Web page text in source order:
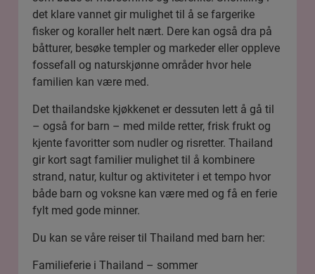
det klare vannet gir mulighet til å se fargerike
fisker og koraller helt nært. Dere kan også dra på
båtturer, besøke templer og markeder eller oppleve
fossefall og naturskjønne områder hvor hele
familien kan være med.
Det thailandske kjøkkenet er dessuten lett å gå til
– også for barn – med milde retter, frisk frukt og
kjente favoritter som nudler og risretter. Thailand
gir kort sagt familier mulighet til å kombinere
strand, natur, kultur og aktiviteter i et tempo hvor
både barn og voksne kan være med og få en ferie
fylt med gode minner.
Du kan se våre reiser til Thailand med barn her:
Familieferie i Thailand – sommer